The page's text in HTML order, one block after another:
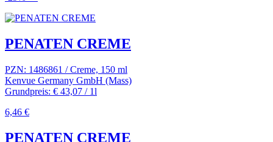
PENATEN CREME
PZN: 1486861 / Creme, 150 ml
Kenvue Germany GmbH (Mass)
Grundpreis: € 43,07 / 1l
6,46 €
PENATEN CREME